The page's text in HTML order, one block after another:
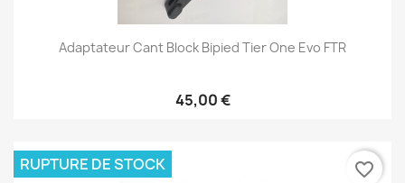
Adaptateur Cant Block Bipied Tier One Evo FTR
45,00 €
RUPTURE DE STOCK favorite_border